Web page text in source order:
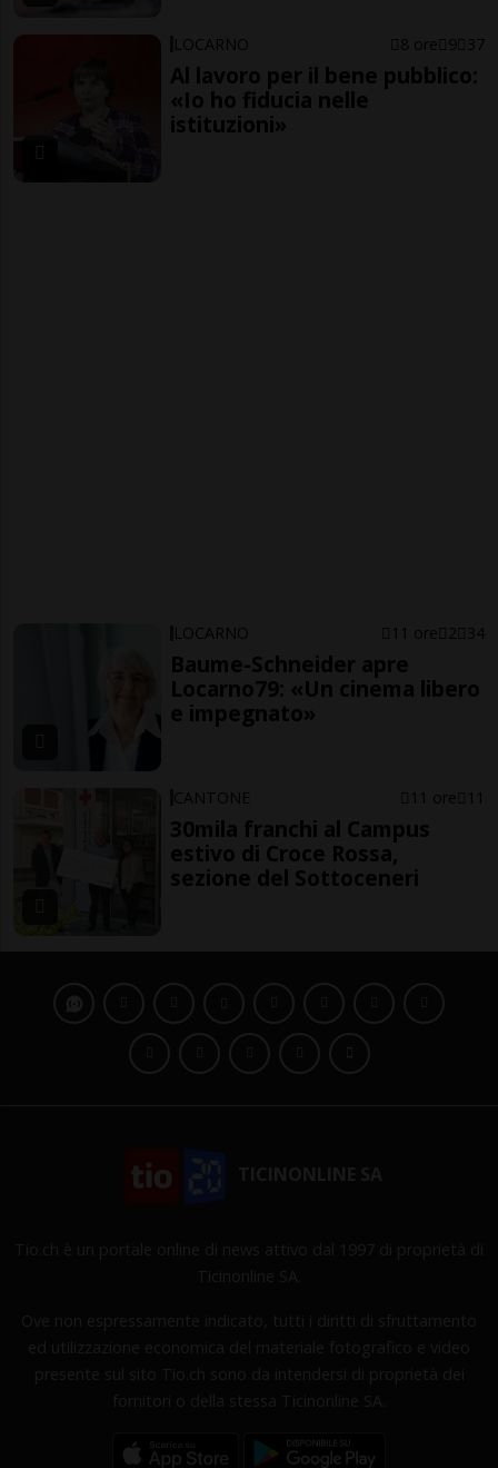
LOCARNO 8 ore 9 37
Al lavoro per il bene pubblico:
«Io ho fiducia nelle
istituzioni»
LOCARNO 11 ore 2 34
Baume-Schneider apre
Locarno79: «Un cinema libero
e impegnato»
CANTONE 11 ore 11
30mila franchi al Campus
estivo di Croce Rossa,
sezione del Sottoceneri